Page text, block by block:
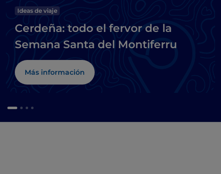
Ideas de viaje
Cerdeña: todo el fervor de la
Semana Santa del Montiferru
Más información